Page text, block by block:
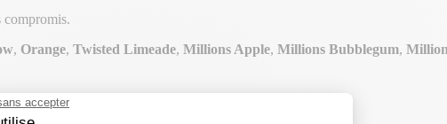
compromis.
, Orange, Twisted Limeade, Millions Apple, Millions Bubblegum,